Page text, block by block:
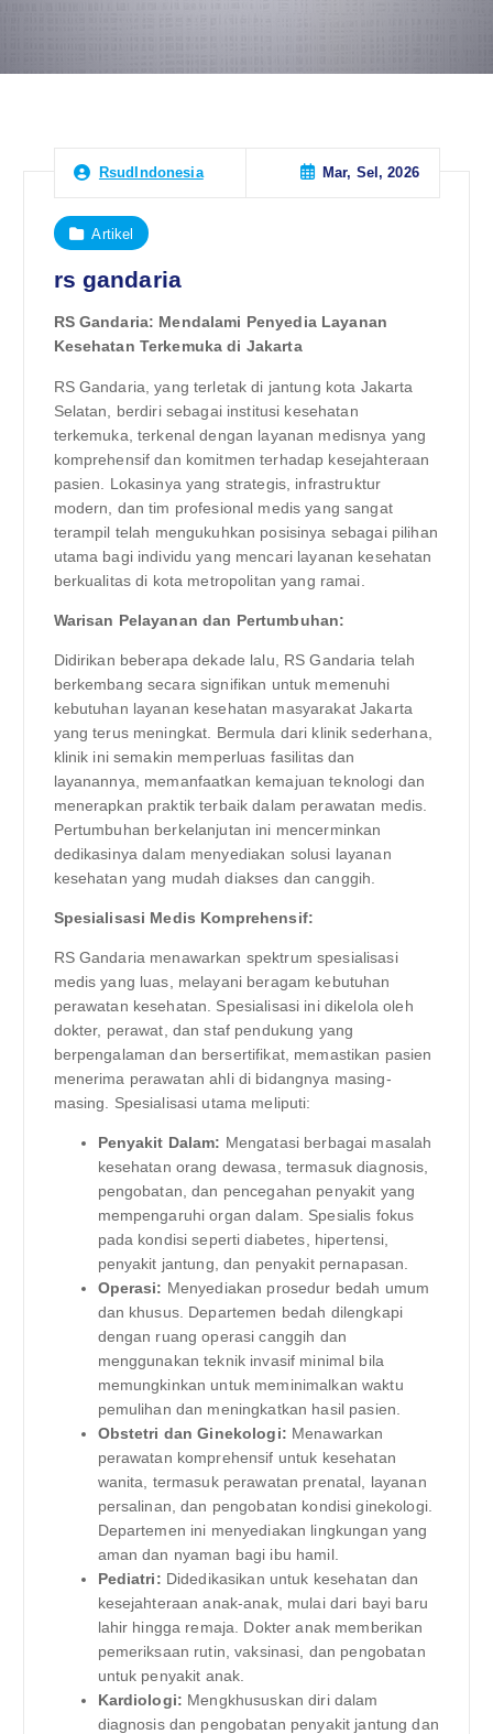
RsudIndonesia Mar, Sel, 2026
Artikel
rs gandaria
RS Gandaria: Mendalami Penyedia Layanan
Kesehatan Terkemuka di Jakarta
RS Gandaria, yang terletak di jantung kota Jakarta
Selatan, berdiri sebagai institusi kesehatan
terkemuka, terkenal dengan layanan medisnya yang
komprehensif dan komitmen terhadap kesejahteraan
pasien. Lokasinya yang strategis, infrastruktur
modern, dan tim profesional medis yang sangat
terampil telah mengukuhkan posisinya sebagai pilihan
utama bagi individu yang mencari layanan kesehatan
berkualitas di kota metropolitan yang ramai.
Warisan Pelayanan dan Pertumbuhan:
Didirikan beberapa dekade lalu, RS Gandaria telah
berkembang secara signifikan untuk memenuhi
kebutuhan layanan kesehatan masyarakat Jakarta
yang terus meningkat. Bermula dari klinik sederhana,
klinik ini semakin memperluas fasilitas dan
layanannya, memanfaatkan kemajuan teknologi dan
menerapkan praktik terbaik dalam perawatan medis.
Pertumbuhan berkelanjutan ini mencerminkan
dedikasinya dalam menyediakan solusi layanan
kesehatan yang mudah diakses dan canggih.
Spesialisasi Medis Komprehensif:
RS Gandaria menawarkan spektrum spesialisasi
medis yang luas, melayani beragam kebutuhan
perawatan kesehatan. Spesialisasi ini dikelola oleh
dokter, perawat, dan staf pendukung yang
berpengalaman dan bersertifikat, memastikan pasien
menerima perawatan ahli di bidangnya masing-
masing. Spesialisasi utama meliputi:
Penyakit Dalam: Mengatasi berbagai masalah
kesehatan orang dewasa, termasuk diagnosis,
pengobatan, dan pencegahan penyakit yang
mempengaruhi organ dalam. Spesialis fokus
pada kondisi seperti diabetes, hipertensi,
penyakit jantung, dan penyakit pernapasan.
Operasi: Menyediakan prosedur bedah umum
dan khusus. Departemen bedah dilengkapi
dengan ruang operasi canggih dan
menggunakan teknik invasif minimal bila
memungkinkan untuk meminimalkan waktu
pemulihan dan meningkatkan hasil pasien.
Obstetri dan Ginekologi: Menawarkan
perawatan komprehensif untuk kesehatan
wanita, termasuk perawatan prenatal, layanan
persalinan, dan pengobatan kondisi ginekologi.
Departemen ini menyediakan lingkungan yang
aman dan nyaman bagi ibu hamil.
Pediatri: Didedikasikan untuk kesehatan dan
kesejahteraan anak-anak, mulai dari bayi baru
lahir hingga remaja. Dokter anak memberikan
pemeriksaan rutin, vaksinasi, dan pengobatan
untuk penyakit anak.
Kardiologi: Mengkhususkan diri dalam
diagnosis dan pengobatan penyakit jantung dan